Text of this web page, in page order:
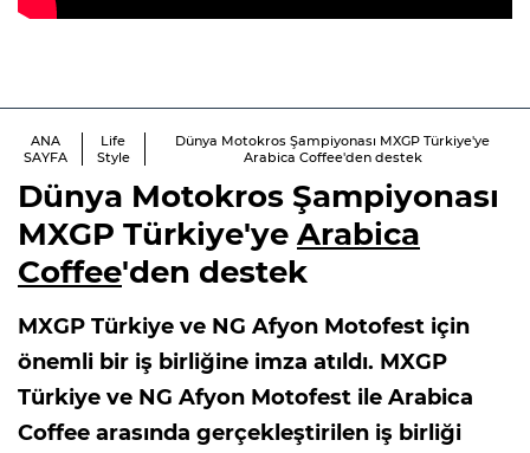
ANA
SAYFA
Life
Style
Dünya Motokros Şampiyonası MXGP Türkiye'ye
Arabica Coffee'den destek
Dünya Motokros Şampiyonası
MXGP Türkiye'ye Arabica
Coffee'den destek
MXGP Türkiye ve NG Afyon Motofest için
önemli bir iş birliğine imza atıldı. MXGP
Türkiye ve NG Afyon Motofest ile Arabica
Coffee arasında gerçekleştirilen iş birliği